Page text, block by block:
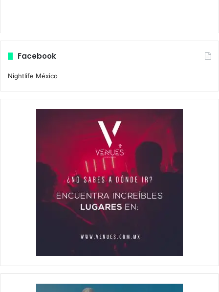
Facebook
Nightlife México